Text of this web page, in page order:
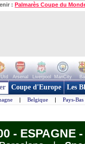
: Palmarès Coupe du
Arsenal Liverpool ManCity
Coupe d'Europe Les
| Belgique | Pays-Bas
- ESPAGNE